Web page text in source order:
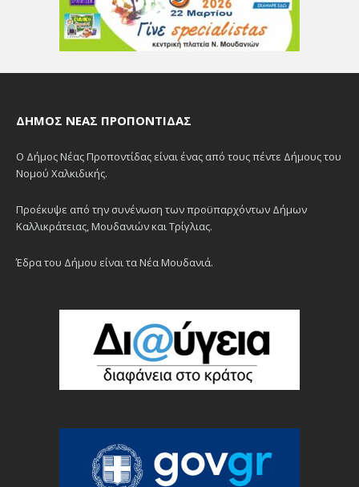
ΔΉΜΟΣ ΝΈΑΣ ΠΡΟΠΟΝΤΊΔΑΣ
Ο Δήμος Νέας Προποντίδας είναι ένας από τους πέντε Δήμους του
Νομού Χαλκιδικής.
Προέκυψε από την συνένωση των προϋπαρχόντων Δήμων
Καλλικράτειας, Μουδανιών και Τρίγλιας.
Έδρα του Δήμου είναι τα Νέα Μουδανιά.